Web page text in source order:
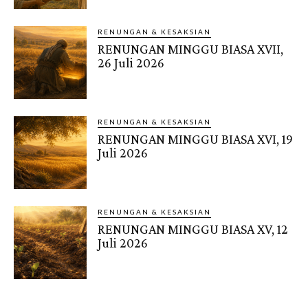
RENUNGAN & KESAKSIAN
RENUNGAN MINGGU BIASA XVII,
26 Juli 2026
RENUNGAN & KESAKSIAN
RENUNGAN MINGGU BIASA XVI, 19
Juli 2026
RENUNGAN & KESAKSIAN
RENUNGAN MINGGU BIASA XV, 12
Juli 2026